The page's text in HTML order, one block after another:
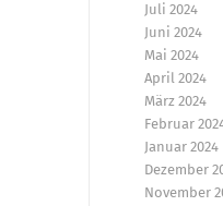
Juli 2024
Juni 2024
Mai 2024
April 2024
März 2024
Februar
Januar 2024
Dezember
November